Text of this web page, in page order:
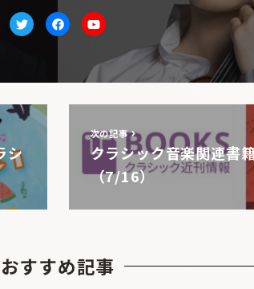
TwitterfacebookYoutube
シ
次の記事
クラシック音楽関連書
（7/16）
おすすめ記事